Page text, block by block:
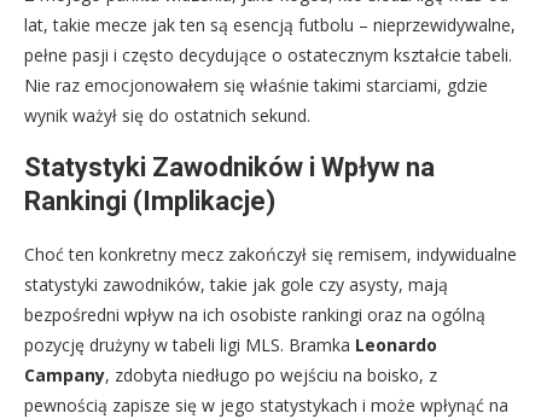
lat, takie mecze jak ten są esencją futbolu – nieprzewidywalne,
pełne pasji i często decydujące o ostatecznym kształcie tabeli.
Nie raz emocjonowałem się właśnie takimi starciami, gdzie
wynik ważył się do ostatnich sekund.
Statystyki Zawodników i Wpływ na
Rankingi (Implikacje)
Choć ten konkretny mecz zakończył się remisem, indywidualne
statystyki zawodników, takie jak gole czy asysty, mają
bezpośredni wpływ na ich osobiste rankingi oraz na ogólną
pozycję drużyny w tabeli ligi MLS. Bramka Leonardo
Campany, zdobyta niedługo po wejściu na boisko, z
pewnością zapisze się w jego statystykach i może wpłynąć na